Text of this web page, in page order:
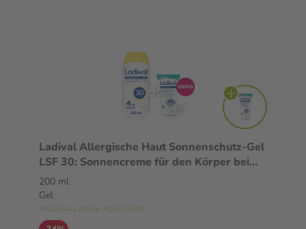
Ladival Allergische Haut Sonnenschutz-Gel
LSF 30: Sonnencreme für den Körper bei
Sonnenallergie und Mallorca-Akne,
wasserfest, mit 4-fach Zellschutz, 200ml
200 ml
Gel
inklusive Ladival Aprés 50ml